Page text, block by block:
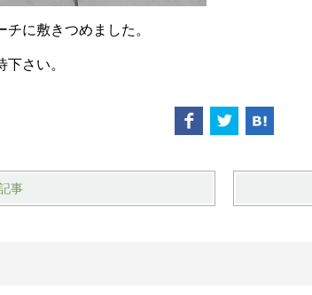
に敷きつめました。
さい。
事